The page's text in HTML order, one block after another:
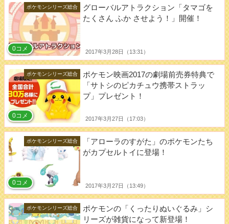
ポケモンシリーズ総合
グローバルアトラクション「タマゴを
たくさん ふか させよう！」開催！
2017年3月28日（13:31）
0コメ
ポケモンシリーズ総合
ポケモン映画2017の劇場前売券特典で
「サトシのピカチュウ携帯ストラッ
プ」プレゼント！
2017年3月27日（17:03）
0コメ
ポケモンシリーズ総合
「アローラのすがた」のポケモンたち
がカプセルトイに登場！
2017年3月27日（13:49）
0コメ
ポケモンシリーズ総合
ポケモンの「くったりぬいぐるみ」シ
リーズが雑貨になって新登場！